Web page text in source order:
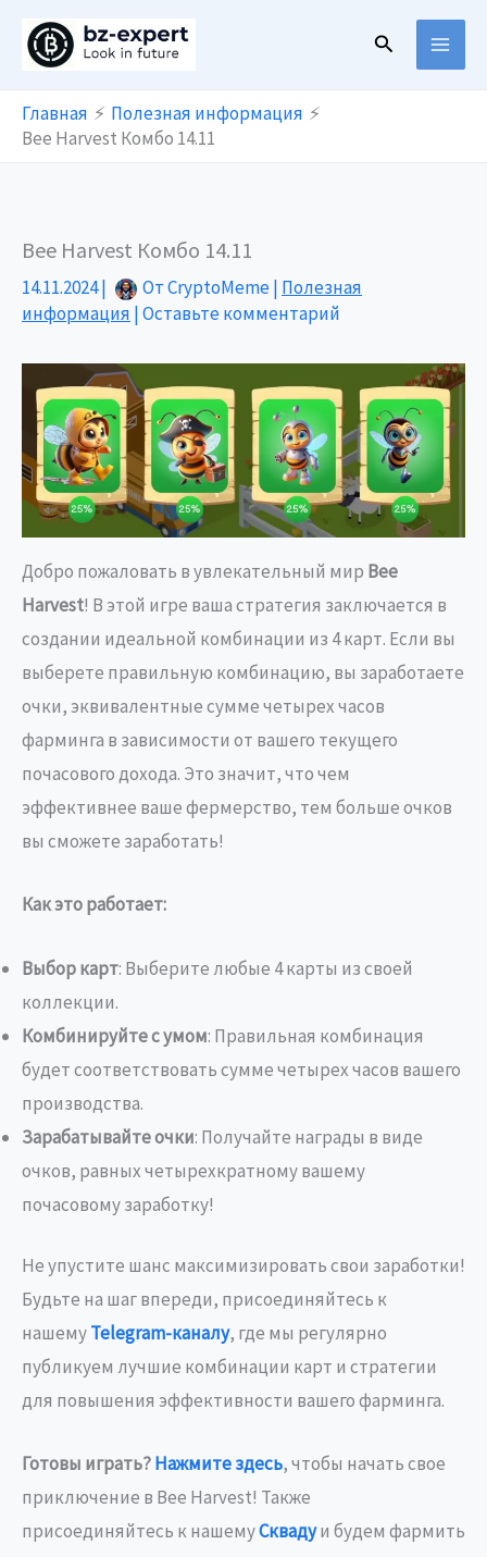
Поиск
Главная
Полезная информация
Bee Harvest Комбо 14.11
Bee Harvest Комбо 14.11
14.11.2024| ОтCryptoMeme| Полезная
информация |Оставьте комментарий
Добро пожаловать в увлекательный мир Bee
Harvest! В этой игре ваша стратегия заключается в
создании идеальной комбинации из 4 карт. Если вы
выберете правильную комбинацию, вы заработаете
очки, эквивалентные сумме четырех часов
фарминга в зависимости от вашего текущего
почасового дохода. Это значит, что чем
эффективнее ваше фермерство, тем больше очков
вы сможете заработать!
Как это работает:
Выбор карт: Выберите любые 4 карты из своей
коллекции.
Комбинируйте с умом: Правильная комбинация
будет соответствовать сумме четырех часов вашего
производства.
Зарабатывайте очки: Получайте награды в виде
очков, равных четырехкратному вашему
почасовому заработку!
Не упустите шанс максимизировать свои заработки!
Будьте на шаг впереди, присоединяйтесь к
нашемуTelegram-каналу, где мы регулярно
публикуем лучшие комбинации карт и стратегии
для повышения эффективности вашего фарминга.
Готовы играть?Нажмите здесь, чтобы начать свое
приключение в Bee Harvest! Также
присоединяйтесь к нашемуСквадуи будем фармить